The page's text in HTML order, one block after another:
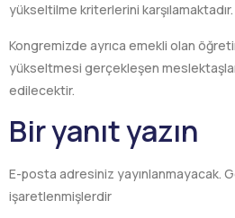
yükseltilme kriterlerini karşılamaktadır.
Kongremizde ayrıca emekli olan
yükseltmesi gerçekleşen
edilecektir.
Bir yanıt yazın
E-posta adresiniz yayınlanmayacak.
işaretlenmişlerdir